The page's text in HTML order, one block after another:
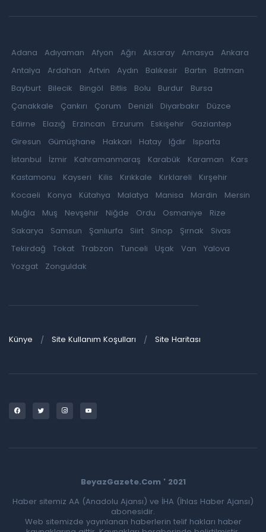
Adana Adıyaman Afyon Ağrı Aksaray Amasya
Ankara
Antalya
Ardahan Artvin Aydın Balıkesir Bartın
Batman
Bayburt
Bilecik Bingöl Bitlis Bolu Burdur
Bursa
Çanakkale
Çankırı Çorum Denizli Diyarbakır
Düzce
Edirne
Elazığ Erzincan Erzurum Eskişehir
Gaziantep
Giresun
Gümüşhane Hakkari Hatay Iğdır
Isparta
İstanbul
İzmir Kahramanmaraş Karabük Karaman
Kars
Kastamonu
Kayseri Kilis Kırıkkale Kırklareli
Kırşehir
Kocaeli
Konya Kütahya Malatya Manisa Mardin
Mersin
Muğla
Muş Nevşehir Niğde Ordu Osmaniye
Rize
Sakarya
Samsun Şanlıurfa Siirt Sinop Şırnak
Sivas
Tekirdağ
Tokat Trabzon Tunceli Uşak Van
Yalova
Yozgat
Zonguldak
Künye Site Kullanım Koşulları Site Haritası
BeyazGazete.Com ' 2021
Haber sitemiz AA (Anadolu Ajansı) ve İHA (İhlas Haber Ajansı)
abonesidir.
Web sitemizde yayınlanan haberlerin telif hakları haber